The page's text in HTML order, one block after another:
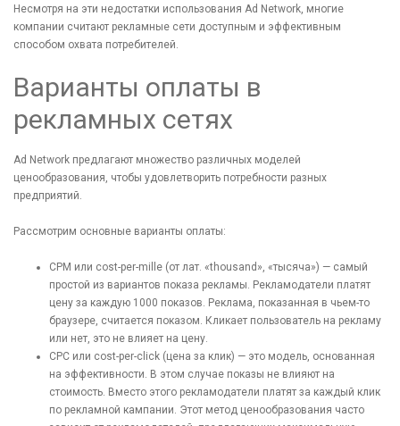
Несмотря на эти недостатки использования Ad Network, многие
компании считают рекламные сети доступным и эффективным
способом охвата потребителей.
Варианты оплаты в
рекламных сетях
Ad Network предлагают множество различных моделей
ценообразования, чтобы удовлетворить потребности разных
предприятий.
Рассмотрим основные варианты оплаты:
CPM или cost-per-mille (от лат. «thousand», «тысяча») — самый
простой из вариантов показа рекламы. Рекламодатели платят
цену за каждую 1000 показов. Реклама, показанная в чьем-то
браузере, считается показом. Кликает пользователь на рекламу
или нет, это не влияет на цену.
CPC или cost-per-click (цена за клик) — это модель, основанная
на эффективности. В этом случае показы не влияют на
стоимость. Вместо этого рекламодатели платят за каждый клик
по рекламной кампании. Этот метод ценообразования часто